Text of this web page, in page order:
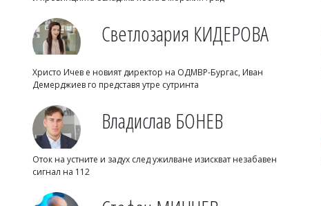
Светлозария КИДЕРОВА
Христо Ичев е новият директор на ОДМВР-Бургас, Иван
Демерджиев го представя утре сутринта
Владислав БОНЕВ
Оток на устните и задух след ужилване изискват незабавен
сигнал на 112